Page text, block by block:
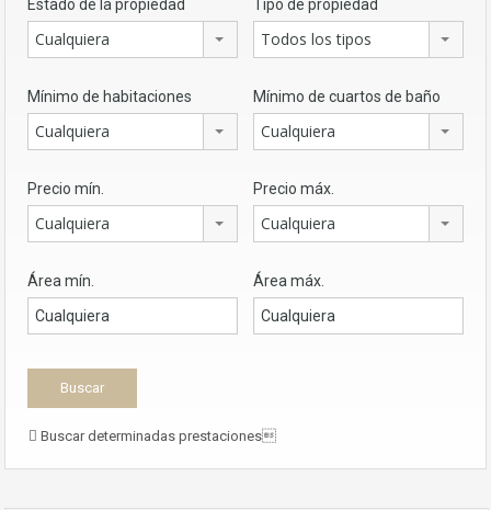
Estado de la propiedad
Cualquiera
Tipo de propiedad
Todos los tipos
Mínimo de habitaciones
Cualquiera
Mínimo de cuartos de baño
Cualquiera
Precio mín.
Cualquiera
Precio máx.
Cualquiera
Área mín. Área máx.
Buscar determinadas prestaciones